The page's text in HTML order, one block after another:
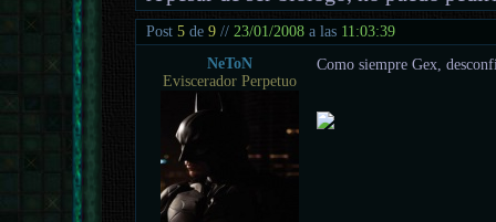
Post5 de9 //23/01/2008 a las 11:03:39
NeToN
Eviscerador Perpetuo
Como siempre Gex,